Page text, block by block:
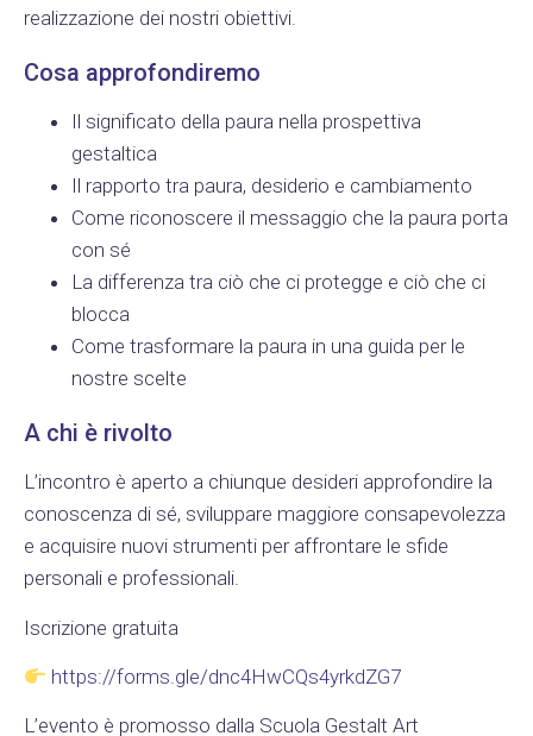
realizzazione dei nostri obiettivi.
Cosa approfondiremo
Il significato della paura nella prospettiva
gestaltica
Il rapporto tra paura, desiderio e cambiamento
Come riconoscere il messaggio che la paura porta
con sé
La differenza tra ciò che ci protegge e ciò che ci
blocca
Come trasformare la paura in una guida per le
nostre scelte
A chi è rivolto
L’incontro è aperto a chiunque desideri approfondire la
conoscenza di sé, sviluppare maggiore consapevolezza
e acquisire nuovi strumenti per affrontare le sfide
personali e professionali.
Iscrizione gratuita
https://forms.gle/dnc4HwCQs4yrkdZG7
L’evento è promosso dalla Scuola Gestalt Art